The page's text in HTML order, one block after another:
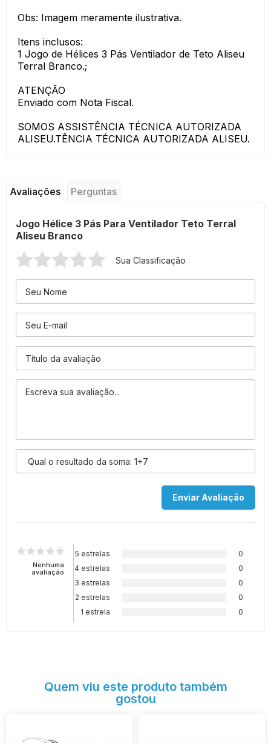
Obs: Imagem meramente ilustrativa.
Itens inclusos:
1 Jogo de Hélices 3 Pás Ventilador de Teto Aliseu
Terral Branco.;
ATENÇÃO
Enviado com Nota Fiscal.
SOMOS ASSISTÊNCIA TÉCNICA AUTORIZADA
ALISEU.TÊNCIA TÉCNICA AUTORIZADA ALISEU.
Avaliações Perguntas
Jogo Hélice 3 Pás Para Ventilador Teto Terral
Aliseu Branco
Sua Classificação
Nenhuma
avaliação
5 estrelas
0
4 estrelas
0
3 estrelas
0
2 estrelas
0
1 estrela
0
Quem viu este produto também
gostou